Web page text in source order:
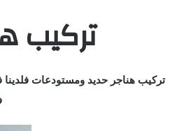
تركيب
تركيب هناجر حديد ومستودعات